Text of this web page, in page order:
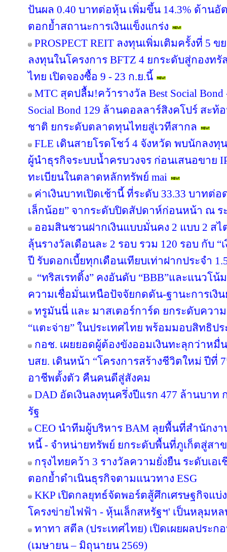
ปันผล 0.40 บาทต่อหุ้น เพิ่มขึ้น 14.3% ด้านอั
ตอกย้ำสถานะการเงินแข็งแกร่ง
PROSPECT REIT ลงทุนเพิ่มเติมครั้งที่ 5
ลงทุนในโครงการ BFTZ 4 ยกระดับสู่กองท
ไทย เปิดจองซื้อ 9 - 23 ก.ย.นี้
MTC สุดปลื้ม!คว้ารางวัล Best Social
Social Bond 129 ล้านดอลลาร์สิงคโปร์ สะ
ชาติ ยกระดับตลาดทุนไทยสู่เวทีสากล
FLE เดินสายโรดโชว์ 4 จังหวัด พบนักลง
ผู้นำธุรกิจระบบน้ำครบวงจร ก่อนเสนอขาย
ทะเบียนในตลาดหลักทรัพย์ mai
ค่าเงินบาทเปิดเช้านี้ ที่ระดับ 33.33 บาทต่
เล็กน้อย” จากระดับปิดสัปดาห์ก่อนหน้า ณ ร
ออมสินชวนฝากเงินแบบมั่นคง 2 แบบ 2 สไ
ลุ้นรางวัลเดือนละ 2 รอบ รวม 120 รอบ กับ
ปี รับดอกเบี้ยทุกเดือนเทียบเท่าฝากประจำ
“ทริสเรทติ้ง” คงอันดับ “BBB”และแนวโน้
ความเชื่อมั่นเหนือปัจจัยกดดัน-ฐานะการเงิน
ทรูมันนี่ และ มาสเตอร์การ์ด ยกระดับควา
“แตะจ่าย” ในประเทศไทย พร้อมมอบสิทธิป
กอช. เผยยอดผู้ต้องขังออมเงินทะลุกว่าห
บสย. เดินหน้า “โครงการสร้างชีวิตใหม่ ปีที่
อาชีพตั้งตัว คืนคนดีสู่สังคม
DAD อัดเงินลงทุนครึ่งปีแรก 477 ล้านบาท
รัฐ
CEO นำทีมผู้บริหาร BAM ลุยพื้นที่สำนักงา
หนี้ - จำหน่ายทรัพย์ ยกระดับพื้นที่ภูเก็ตสู่ส
กรุงไทยคว้า 3 รางวัลความยั่งยืน ระดับเอเ
ตอกย้ำดำเนินธุรกิจตามแนวทาง ESG
KKP เปิดกลยุทธ์จัดพอร์ตสู้ศึกเศรษฐกิจแบ่
โครงข่ายไฟฟ้า - หุ้นเล็กสหรัฐฯ' เป็นหลุมห
ทาทา สตีล (ประเทศไทย) เปิดเผยผลประก
(เมษายน – มิถุนายน 2569)